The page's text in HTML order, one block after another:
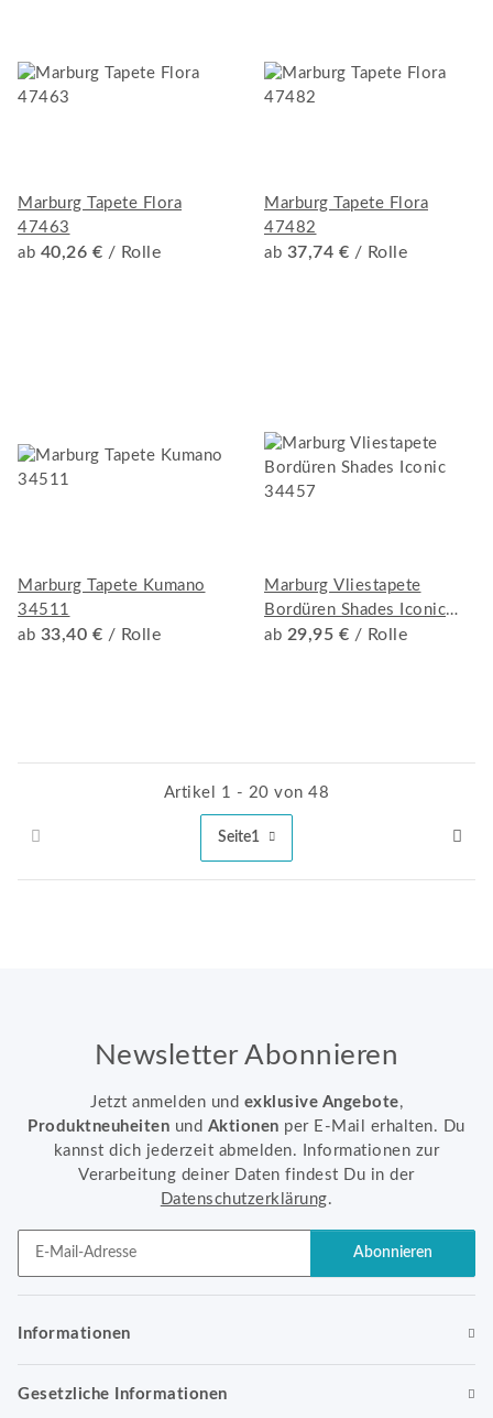
Marburg Tapete Flora
47463
ab 40,26 € / Rolle
Marburg Tapete Flora
47482
ab 37,74 € / Rolle
Marburg Tapete Kumano
34511
ab 33,40 € / Rolle
Marburg Vliestapete
Bordüren Shades Iconic
34457
ab 29,95 € / Rolle
Artikel 1 - 20 von 48
Seite1
Newsletter Abonnieren
Jetzt anmelden und exklusive Angebote,
Produktneuheiten und Aktionen per E-Mail erhalten. Du
kannst dich jederzeit abmelden. Informationen zur
Verarbeitung deiner Daten findest Du in der
Datenschutzerklärung.
Abonnieren
Informationen
Gesetzliche Informationen